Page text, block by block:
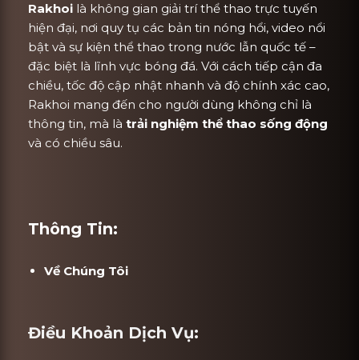
Rakhoi là không gian giải trí thể thao trực tuyến
hiện đại, nơi quy tụ các bản tin nóng hổi, video nổi
bật và sự kiện thể thao trong nước lẫn quốc tế –
đặc biệt là lĩnh vực bóng đá. Với cách tiếp cận đa
chiều, tốc độ cập nhật nhanh và độ chính xác cao,
Rakhoi mang đến cho người dùng không chỉ là
thông tin, mà là trải nghiệm thể thao sống động
và có chiều sâu.
Thông Tin:
Về Chúng Tôi
Điều Khoản Dịch Vụ: